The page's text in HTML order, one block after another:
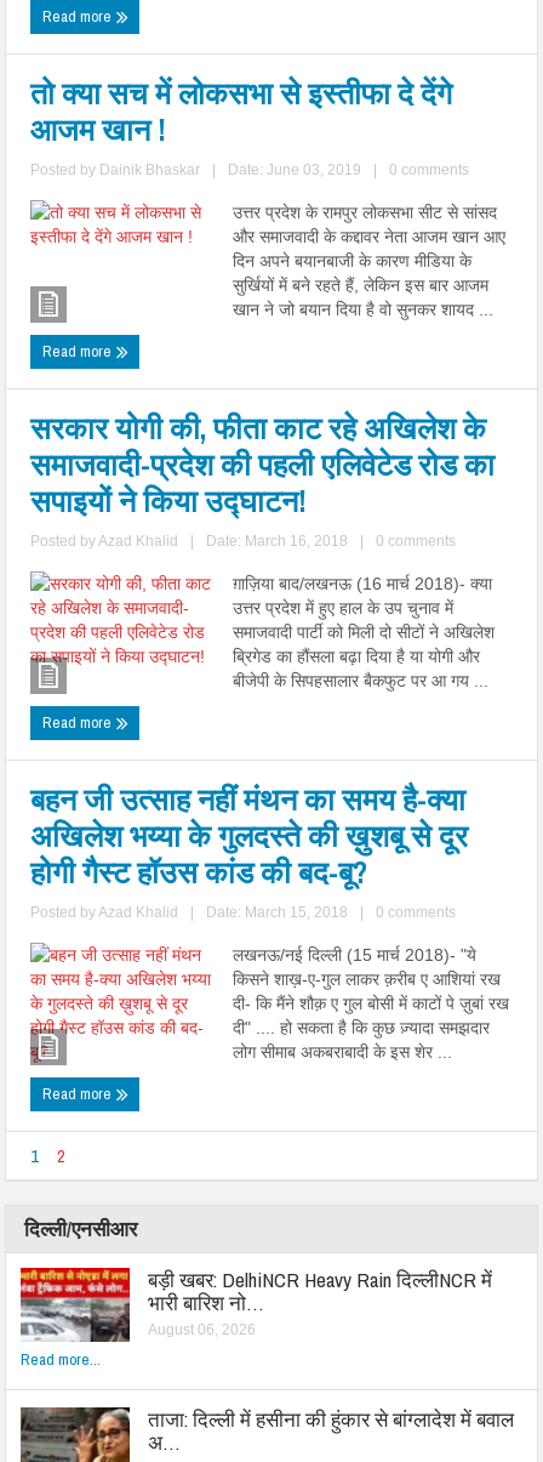
Read more
तो क्या सच में लोकसभा से इस्तीफा दे देंगे
आजम खान !
Posted by Dainik Bhaskar Date: June 03, 2019 0 comments
उत्तर प्रदेश के रामपुर लोकसभा सीट से सांसद
और समाजवादी के कद्दावर नेता आजम खान आए
दिन अपने बयानबाजी के कारण मीडिया के
सुर्खियों में बने रहते हैं, लेकिन इस बार आजम
खान ने जो बयान दिया है वो सुनकर शायद ...
Read more
सरकार योगी की, फीता काट रहे अखिलेश के
समाजवादी-प्रदेश की पहली एलिवेटेड रोड का
सपाइयों ने किया उद्घाटन!
Posted byAzad Khalid Date: March 16, 2018 0 comments
ग़ाज़िया बाद/लखनऊ (16 मार्च 2018)- क्या
उत्तर प्रदेश में हुए हाल के उप चुनाव में
समाजवादी पार्टी को मिली दो सीटों ने अखिलेश
ब्रिगेड का हौंसला बढ़ा दिया है या योगी और
बीजेपी के सिपहसालार बैकफुट पर आ गय ...
Read more
बहन जी उत्साह नहीं मंथन का समय है-क्या
अखिलेश भय्या के गुलदस्ते की ख़ुशबू से दूर
होगी गैस्ट हॉउस कांड की बद-बू?
Posted byAzad Khalid Date: March 15, 2018 0 comments
लखनऊ/नई दिल्ली (15 मार्च 2018)- "ये
किसने शाख़-ए-गुल लाकर क़रीब ए आशियां रख
दी- कि मैंने शौक़ ए गुल बोसी में काटों पे ज़ुबां रख
दी" .... हो सकता है कि कुछ ज़्यादा समझदार
लोग सीमाब अकबराबादी के इस शेर ...
Read more
1 2
दिल्ली/एनसीआर
बड़ी खबर: DelhiNCR Heavy Rain दिल्लीNCR में
भारी बारिश नो…
August 06, 2026
Read more...
ताजा: दिल्ली में हसीना की हुंकार से बांग्लादेश में बवाल
अ…